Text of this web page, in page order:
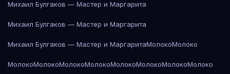
Михаил Булгаков — Мастер и Маргарита
Михаил Булгаков — Мастер и Маргарита
Михаил Булгаков — Мастер и МаргаритаМолокоМолоко
МолокоМолокоМолокоМолокоМолокоМолокоМолокоМолоко